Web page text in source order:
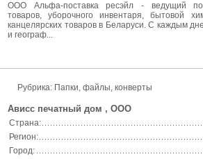
ООО Альфа-поставка ресэйл - ведущий
товаров, уборочного инвентаря, бытовой
канцелярских товаров в Беларуси. С каждым
и географ...
Рубрика: Папки, файлы, конверты
Ависс печатный дом , ООО
Страна:
Регион:
Город: